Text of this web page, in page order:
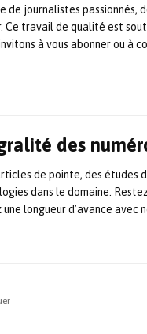
journalistes passionnés,
travail de qualité est
à vous abonner ou à
des
de pointe, des études
dans le domaine.
longueur d’avance avec
option A
à la Mention
Bac […]
pour
: un
les 5e
de participant